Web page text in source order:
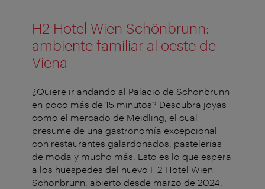
H2 Hotel Wien Schönbrunn:
ambiente familiar al oeste de
Viena
¿Quiere ir andando al Palacio de Schönbrunn
en poco más de 15 minutos? Descubra joyas
como el mercado de Meidling, el cual
presume de una gastronomía excepcional
con restaurantes galardonados, pastelerías
de moda y mucho más. Esto es lo que espera
a los huéspedes del nuevo H2 Hotel Wien
Schönbrunn, abierto desde marzo de 2024.